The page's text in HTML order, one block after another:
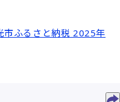
市ふるさと納税 2025年